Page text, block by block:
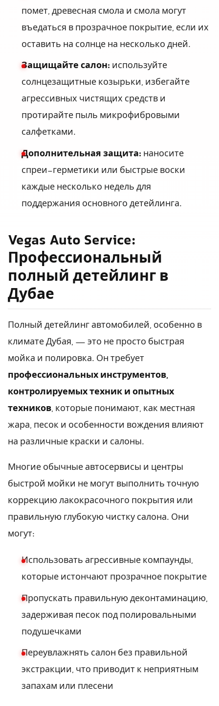
помет, древесная смола и смола могут
въедаться в прозрачное покрытие, если их
оставить на солнце на несколько дней.
Защищайте салон: используйте
солнцезащитные козырьки, избегайте
агрессивных чистящих средств и
протирайте пыль микрофибровыми
салфетками.
Дополнительная защита: наносите
спреи-герметики или быстрые воски
каждые несколько недель для
поддержания основного детейлинга.
Vegas Auto Service:
Профессиональный
полный детейлинг в
Дубае
Полный детейлинг автомобилей, особенно в
климате Дубая, — это не просто быстрая
мойка и полировка. Он требует
профессиональных инструментов,
контролируемых техник и опытных
техников, которые понимают, как местная
жара, песок и особенности вождения влияют
на различные краски и салоны.
Многие обычные автосервисы и центры
быстрой мойки не могут выполнить точную
коррекцию лакокрасочного покрытия или
правильную глубокую чистку салона. Они
могут:
Использовать агрессивные компаунды,
которые истончают прозрачное покрытие
Пропускать правильную деконтаминацию,
задерживая песок под полировальными
подушечками
Переувлажнять салон без правильной
экстракции, что приводит к неприятным
запахам или плесени